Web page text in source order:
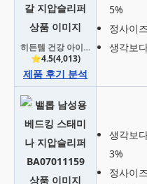
히든템 건강 아이린 천연 자갈 지압슬리퍼
⭐4.5(4,013)
제품 후기 분석
5%
정사이
생각보
생각보
3%
정사이